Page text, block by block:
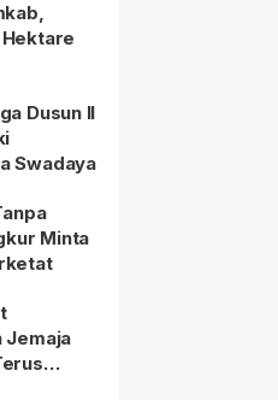
Hektare
Dusun II
Swadaya
Minta
Jemaja